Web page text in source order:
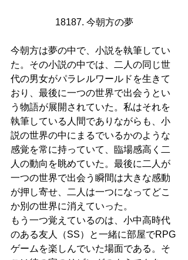
18187. 今朝方の夢
今朝方は夢の中で、小説を執筆してい
た。その小説の中では、二人の同じ世
代の男女がパラレルワールドを生きて
おり、最後に一つの世界で出会うとい
う物語が展開されていた。私はそれを
執筆している人間でありながらも、小
説の世界の中にまるでいるかのような
感覚を常に持っていて、臨場感高く二
人の動向を眺めていた。最後に二人が
一つの世界で出会う瞬間は大きな感動
が押し寄せ、二人は一つになってどこ
か別の世界に消えていった。
もう一つ覚えているのは、小中高時代
のある友人（SS）と一緒に部屋でRPG
ゲームを楽しんでいた場面である。そ